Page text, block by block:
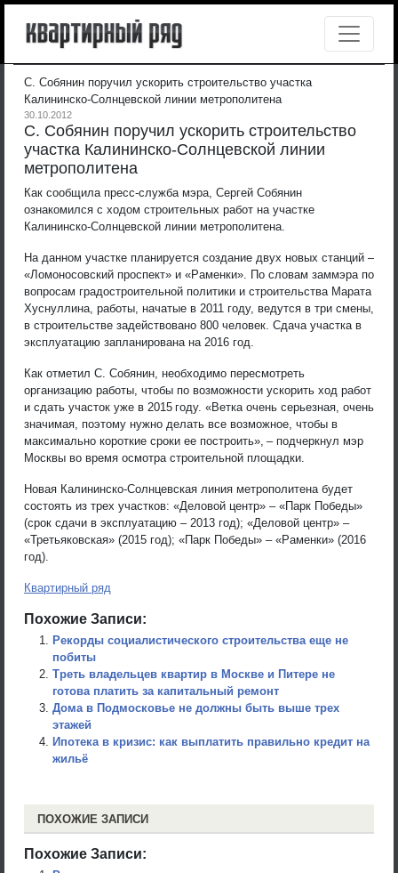
С. Собянин поручил ускорить строительство участка
Калининско-Солнцевской линии метрополитена
30.10.2012
С. Собянин поручил ускорить строительство
участка Калининско-Солнцевской линии
метрополитена
Как сообщила пресс-служба мэра, Сергей Собянин
ознакомился с ходом строительных работ на участке
Калининско-Солнцевской линии метрополитена.
На данном участке планируется создание двух новых станций –
«Ломоносовский проспект» и «Раменки». По словам заммэра по
вопросам градостроительной политики и строительства Марата
Хуснуллина, работы, начатые в 2011 году, ведутся в три смены,
в строительстве задействовано 800 человек. Сдача участка в
эксплуатацию запланирована на 2016 год.
Как отметил С. Собянин, необходимо пересмотреть
организацию работы, чтобы по возможности ускорить ход работ
и сдать участок уже в 2015 году. «Ветка очень серьезная, очень
значимая, поэтому нужно делать все возможное, чтобы в
максимально короткие сроки ее построить», – подчеркнул мэр
Москвы во время осмотра строительной площадки.
Новая Калининско-Солнцевская линия метрополитена будет
состоять из трех участков: «Деловой центр» – «Парк Победы»
(срок сдачи в эксплуатацию – 2013 год); «Деловой центр» –
«Третьяковская» (2015 год); «Парк Победы» – «Раменки» (2016
год).
Квартирный ряд
Похожие Записи:
Рекорды социалистического строительства еще не
побиты
Треть владельцев квартир в Москве и Питере не
готова платить за капитальный ремонт
Дома в Подмосковье не должны быть выше трех
этажей
Ипотека в кризис: как выплатить правильно кредит на
жильё
ПОХОЖИЕ ЗАПИСИ
Похожие Записи: